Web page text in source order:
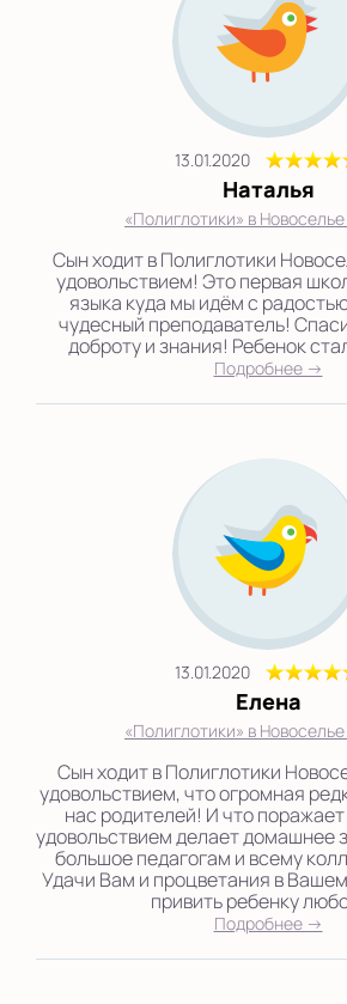
13.01.2020
Наталья
«Полиглотики» в
Сын ходит в Полиглотики
удовольствием! Это первая
языка куда мы идём с
чудесный преподаватель!
доброту и знания! Ребенок
Подробнее →
13.01.2020
Елена
«Полиглотики» в
Сын ходит в Полиглотики
удовольствием, что огромная
нас родителей! И что
удовольствием делает домашнее
большое педагогам и всему
Удачи Вам и процветания в
привить ребенку
Подробнее →